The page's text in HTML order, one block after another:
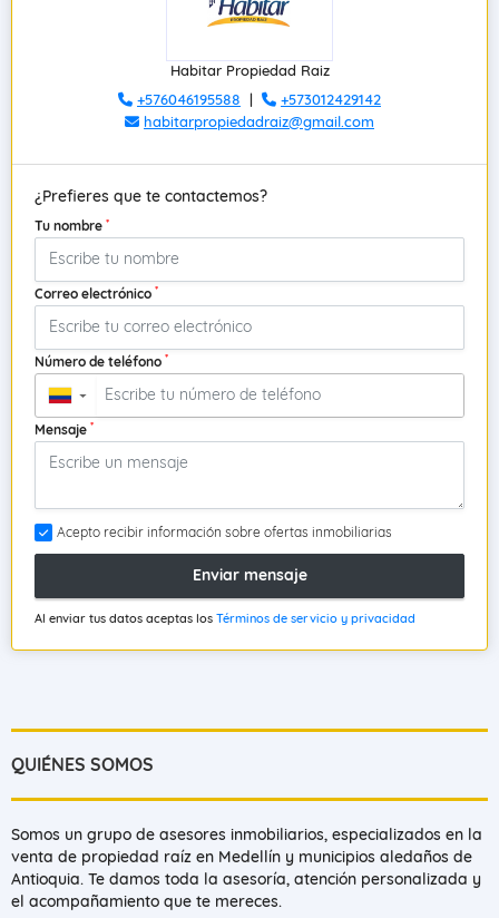
Habitar Propiedad Raiz
+576046195588 |
+573012429142
habitarpropiedadraiz@gmail.com
¿Prefieres que te contactemos?
Tu nombre *
Correo electrónico *
Número de teléfono *
▼
Mensaje *
Acepto recibir información sobre ofertas inmobiliarias
Enviar mensaje
Al enviar tus datos aceptas los Términos de servicio y privacidad
QUIÉNES SOMOS
Somos un grupo de asesores inmobiliarios, especializados en la
venta de propiedad raíz en Medellín y municipios aledaños de
Antioquia. Te damos toda la asesoría, atención personalizada y
el acompañamiento que te mereces.